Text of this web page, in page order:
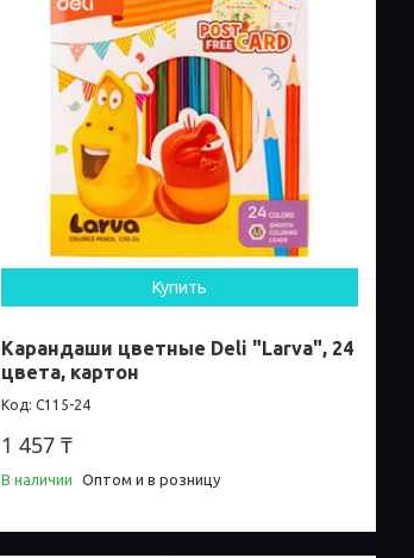
Купить
Карандаши цветные Deli "Larva", 24
цвета, картон
C115-24
1 457 ₸
В наличии Оптом и в розницу